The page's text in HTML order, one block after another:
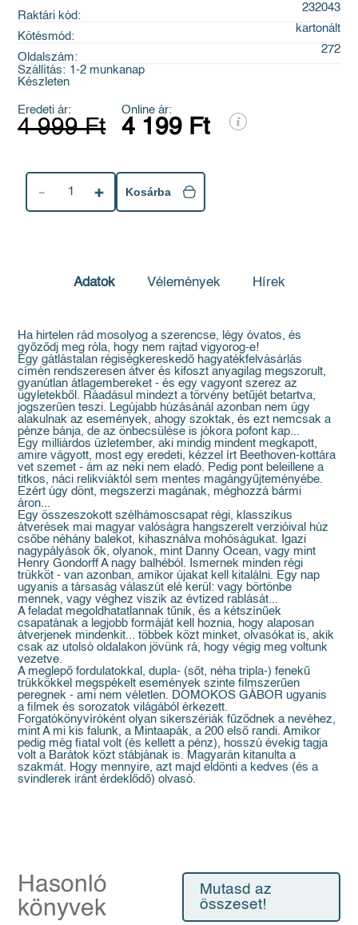
Raktári kód:
232043
Kötésmód:
kartonált
Oldalszám:
272
Szállítás: 1-2 munkanap
Készleten
Eredeti ár:
4 999 Ft
Online ár:
4 199 Ft
1 Kosárba
Adatok Vélemények Hírek
Ha hirtelen rád mosolyog a szerencse, légy óvatos, és
győződj meg róla, hogy nem rajtad vigyorog-e!
Egy gátlástalan régiségkereskedő hagyatékfelvásárlás
címén rendszeresen átver és kifoszt anyagilag megszorult,
gyanútlan átlagembereket - és egy vagyont szerez az
ügyletekből. Ráadásul mindezt a törvény betűjét betartva,
jogszerűen teszi. Legújabb húzásánál azonban nem úgy
alakulnak az események, ahogy szoktak, és ezt nemcsak a
pénze bánja, de az önbecsülése is jókora pofont kap...
Egy milliárdos üzletember, aki mindig mindent megkapott,
amire vágyott, most egy eredeti, kézzel írt Beethoven-kottára
vet szemet - ám az neki nem eladó. Pedig pont beleillene a
titkos, náci relikviáktól sem mentes magángyűjteményébe.
Ezért úgy dönt, megszerzi magának, méghozzá bármi
áron...
Egy összeszokott szélhámoscsapat régi, klasszikus
átverések mai magyar valóságra hangszerelt verzióival húz
csőbe néhány balekot, kihasználva mohóságukat. Igazi
nagypályások ők, olyanok, mint Danny Ocean, vagy mint
Henry Gondorff A nagy balhéból. Ismernek minden régi
trükköt - van azonban, amikor újakat kell kitalálni. Egy nap
ugyanis a társaság válaszút elé kerül: vagy börtönbe
mennek, vagy véghez viszik az évtized rablását...
A feladat megoldhatatlannak tűnik, és a kétszínűek
csapatának a legjobb formáját kell hoznia, hogy alaposan
átverjenek mindenkit... többek közt minket, olvasókat is, akik
csak az utolsó oldalakon jövünk rá, hogy végig meg voltunk
vezetve.
A meglepő fordulatokkal, dupla- (sőt, néha tripla-) fenekű
trükkökkel megspékelt események szinte filmszerűen
peregnek - ami nem véletlen. DOMOKOS GÁBOR ugyanis
a filmek és sorozatok világából érkezett.
Forgatókönyvíróként olyan sikerszériák fűződnek a nevéhez,
mint A mi kis falunk, a Mintaapák, a 200 első randi. Amikor
pedig még fiatal volt (és kellett a pénz), hosszú évekig tagja
volt a Barátok közt stábjának is. Magyarán kitanulta a
szakmát. Hogy mennyire, azt majd eldönti a kedves (és a
svindlerek iránt érdeklődő) olvasó.
Hasonló
könyvek
Mutasd az
összeset!